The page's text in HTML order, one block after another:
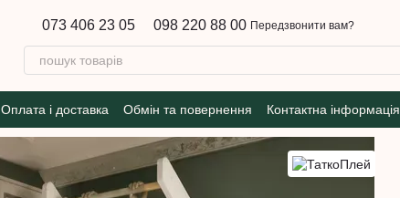
073 406 23 05 098 220 88 00 Передзвонити вам?
Оплата і доставка Обмін та повернення Контактна інформація